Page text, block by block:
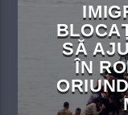
SĂ
ÎN